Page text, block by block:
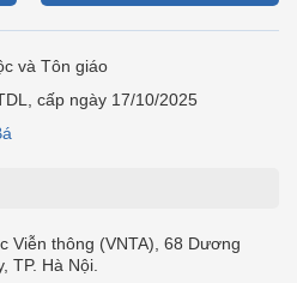
và Tôn giáo
cấp ngày 17/10/2025
Viễn thông (VNTA), 68 Dương
TP. Hà Nội.